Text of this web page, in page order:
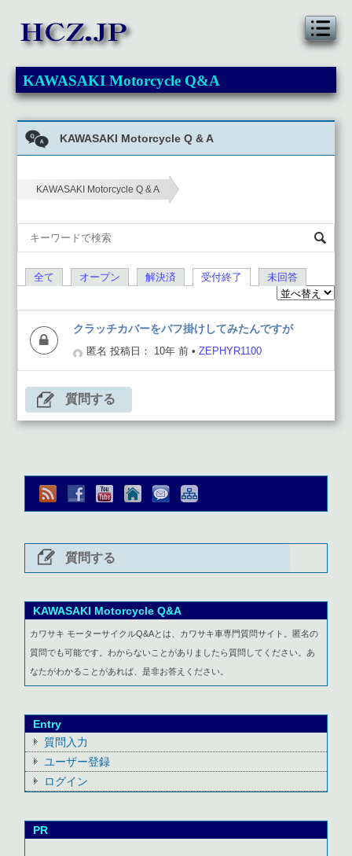
KAWASAKI Motorcycle Q&A
KAWASAKI Motorcycle Q & A
KAWASAKI Motorcycle Q & A
全て オープン 解決済 受付終了 未回答
クラッチカバーをバフ掛けしてみたんですが
匿名 投稿日： 10年 前 • ZEPHYR1100
質問する
質問する
KAWASAKI Motorcycle Q&A
カワサキ モーターサイクルQ&Aとは、カワサキ車専門質問サイト。匿名の
質問でも可能です。わからないことがありましたら質問してください。あ
なたがわかることがあれば、是非お答えください。
Entry
質問入力
ユーザー登録
ログイン
PR